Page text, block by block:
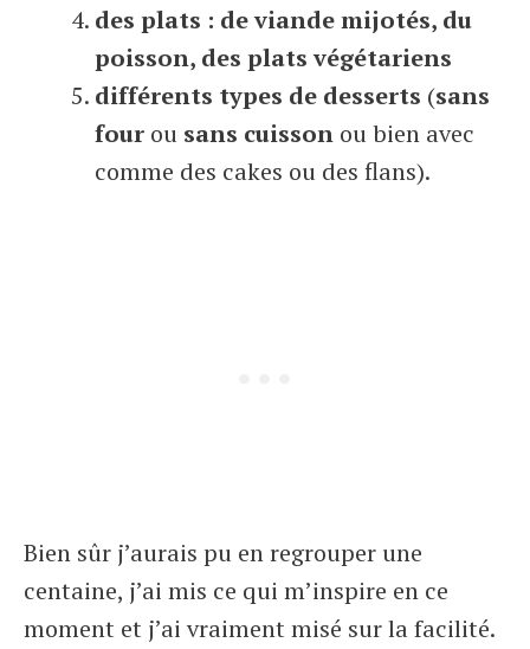
des plats : de viande mijotés, du
poisson, des plats végétariens
différents types de desserts (sans
four ou sans cuisson ou bien avec
comme des cakes ou des flans).
Bien sûr j’aurais pu en regrouper une
centaine, j’ai mis ce qui m’inspire en ce
moment et j’ai vraiment misé sur la facilité.